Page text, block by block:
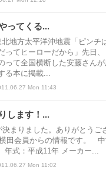
ってくる...
地方太平洋沖地震「ピンチ
ってヒーローだから」先日、
って全国横断した安藤さんが
る本に掲載...
Mon 11:43
します！...
まりました。ありがとうご
横田会員からの情報です。
式：平成11年 メーカー...
Mon 11:02